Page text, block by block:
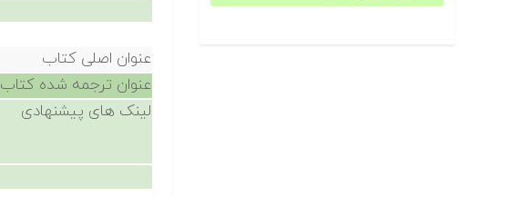
عنوان اصلی کتاب
عنوان ترجمه شده کتاب
لینک های پیشنهادی